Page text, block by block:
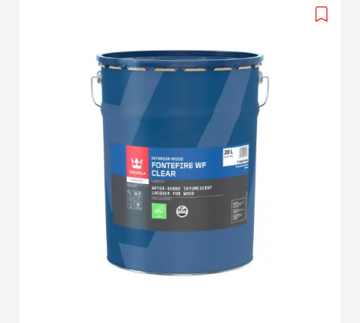
Add